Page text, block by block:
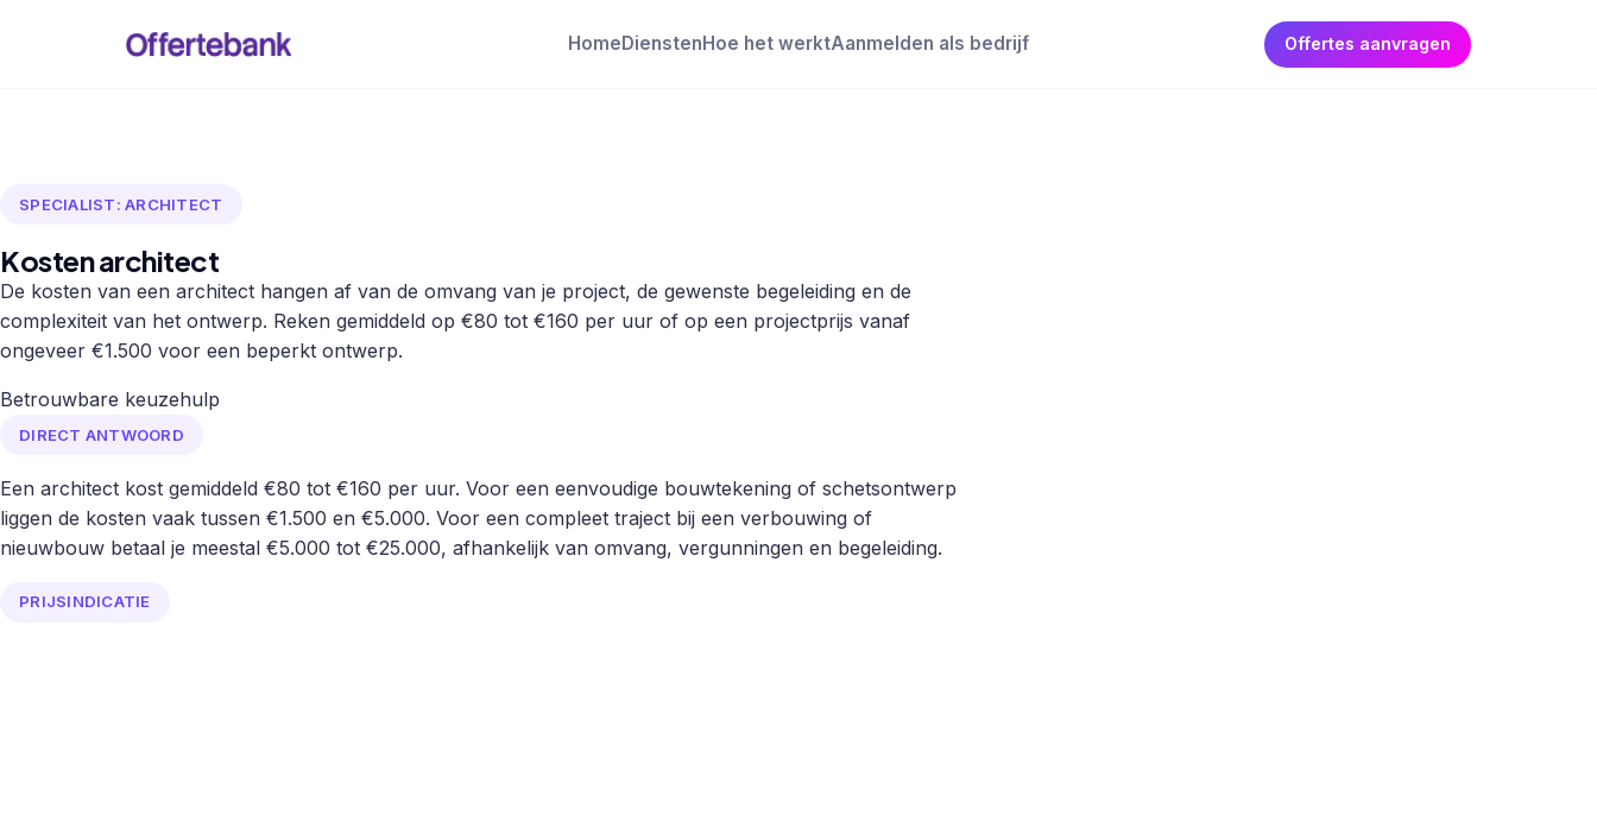
Home Diensten Hoe het werktAanmelden als bedrijf Offertes aanvragen
SPECIALIST: ARCHITECT
Kosten architect
De kosten van een architect hangen af van de omvang van je project, de gewenste begeleiding en de
complexiteit van het ontwerp. Reken gemiddeld op €80 tot €160 per uur of op een projectprijs vanaf
ongeveer €1.500 voor een beperkt ontwerp.
Betrouwbare keuzehulp
DIRECT ANTWOORD
Een architect kost gemiddeld €80 tot €160 per uur. Voor een eenvoudige bouwtekening of schetsontwerp
liggen de kosten vaak tussen €1.500 en €5.000. Voor een compleet traject bij een verbouwing of
nieuwbouw betaal je meestal €5.000 tot €25.000, afhankelijk van omvang, vergunningen en begeleiding.
PRIJSINDICATIE